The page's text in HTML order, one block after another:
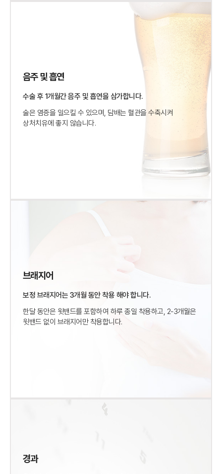
음주 및 흡연
수술 후 1개월간 음주 및 흡연을 삼가합니다.
술은 염증을 일으킬 수 있으며, 담배는 혈관을 수축시켜
상처치유에 좋지 않습니다.
브래지어
보정 브래지어는 3개월 동안 착용 해야 합니다.
한달 동안은 윗밴드를 포함하여 하루 종일 착용하고, 2-3개월은
윗밴드 없이 브래지어만 착용합니다.
경과